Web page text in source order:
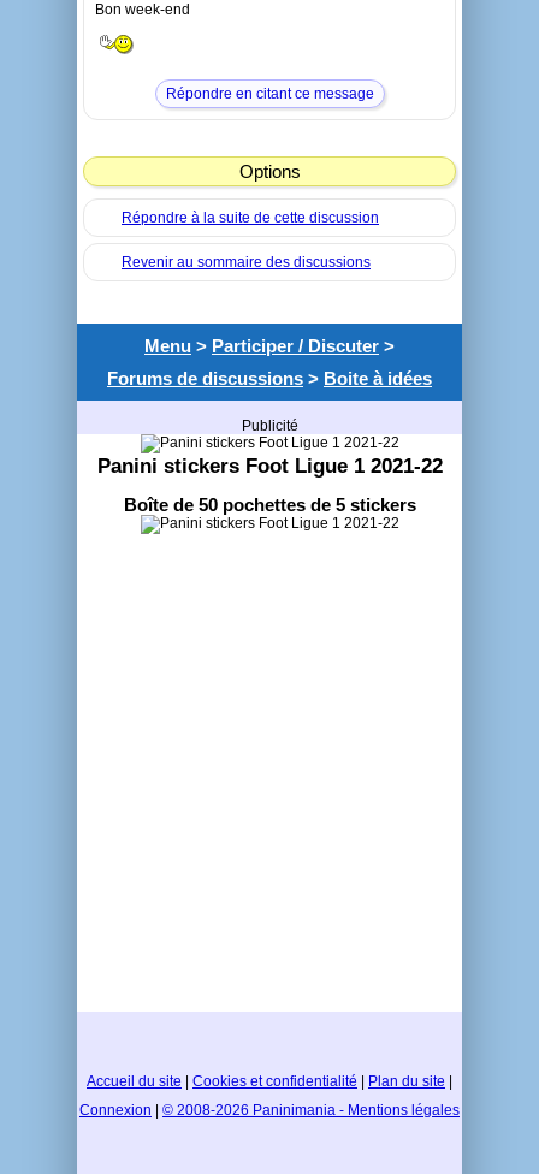
Bon week-end
Répondre en citant ce message
Options
Répondre à la suite de cette discussion
Revenir au sommaire des discussions
Menu > Participer / Discuter >
Forums de discussions > Boite à idées
Publicité
Panini stickers Foot Ligue 1 2021-22
Boîte de 50 pochettes de 5 stickers
Accueil du site Cookies et confidentialité Plan du site
Connexion
© 2008-2026 Paninimania - Mentions légales